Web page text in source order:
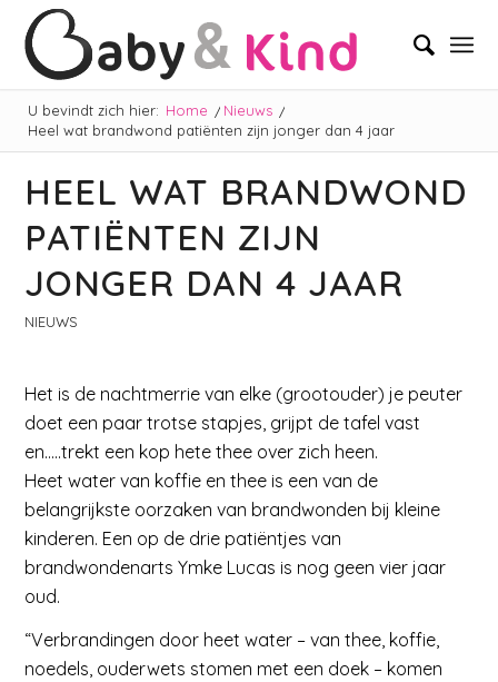
U bevindt zich hier: Home / Nieuws /
Heel wat brandwond patiënten zijn jonger dan 4 jaar
HEEL WAT BRANDWOND
PATIËNTEN ZIJN
JONGER DAN 4 JAAR
NIEUWS
Het is de nachtmerrie van elke (grootouder) je peuter
doet een paar trotse stapjes, grijpt de tafel vast
en…..trekt een kop hete thee over zich heen.
Heet water van koffie en thee is een van de
belangrijkste oorzaken van brandwonden bij kleine
kinderen. Een op de drie patiëntjes van
brandwondenarts Ymke Lucas is nog geen vier jaar
oud.
“Verbrandingen door heet water – van thee, koffie,
noedels, ouderwets stomen met een doek – komen